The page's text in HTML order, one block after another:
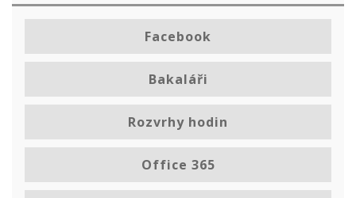
Facebook
Bakaláři
Rozvrhy hodin
Office 365